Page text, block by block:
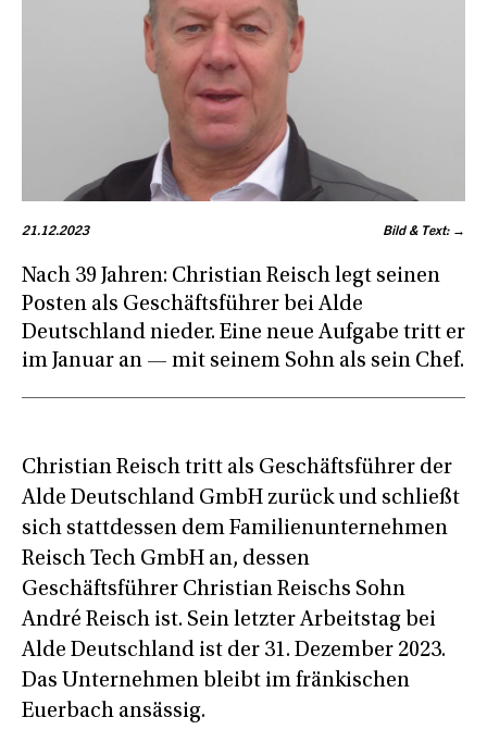
21.12.2023 Bild & Text: →
Nach 39 Jahren: Christian Reisch legt seinen
Posten als Geschäftsführer bei Alde
Deutschland nieder. Eine neue Aufgabe tritt er
im Januar an — mit seinem Sohn als sein Chef.
Christian Reisch tritt als Geschäftsführer der
Alde Deutschland GmbH zurück und schließt
sich stattdessen dem Familienunternehmen
Reisch Tech GmbH an, dessen
Geschäftsführer Christian Reischs Sohn
André Reisch ist. Sein letzter Arbeitstag bei
Alde Deutschland ist der 31. Dezember 2023.
Das Unternehmen bleibt im fränkischen
Euerbach ansässig.